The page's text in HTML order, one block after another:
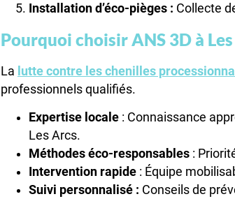
Installation d’éco-pièges : Collecte
Pourquoi choisir ANS 3D à
La lutte contre les chenilles
professionnels qualifiés.
Expertise locale : Connaissance
Les Arcs.
Méthodes éco-responsables :
Intervention rapide : Équipe
Suivi personnalisé : Conseils de